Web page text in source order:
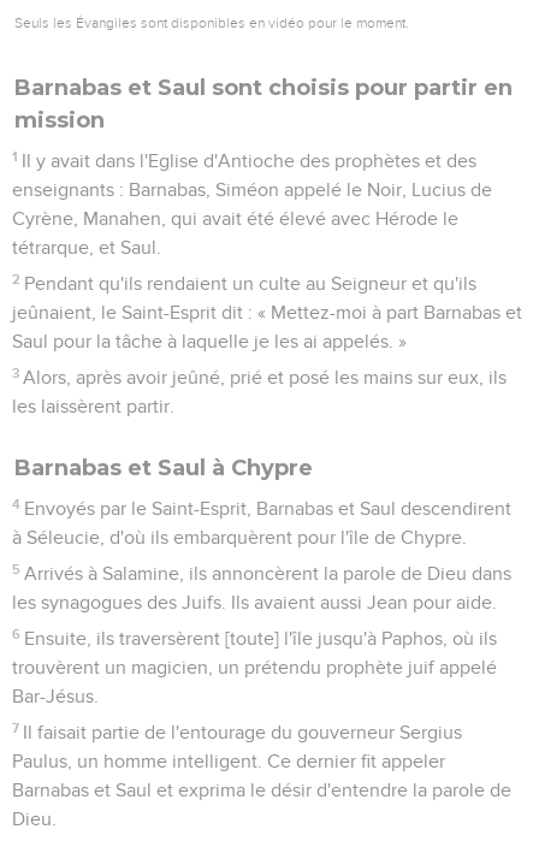
Seuls les Évangiles sont disponibles en vidéo pour le moment.
Barnabas et Saul sont choisis pour partir en
mission
1 Il y avait dans l'Eglise d'Antioche des prophètes et des
enseignants : Barnabas, Siméon appelé le Noir, Lucius de
Cyrène, Manahen, qui avait été élevé avec Hérode le
tétrarque, et Saul.
2 Pendant qu'ils rendaient un culte au Seigneur et qu'ils
jeûnaient, le Saint-Esprit dit : « Mettez-moi à part Barnabas et
Saul pour la tâche à laquelle je les ai appelés. »
3 Alors, après avoir jeûné, prié et posé les mains sur eux, ils
les laissèrent partir.
Barnabas et Saul à Chypre
4 Envoyés par le Saint-Esprit, Barnabas et Saul descendirent
à Séleucie, d'où ils embarquèrent pour l'île de Chypre.
5 Arrivés à Salamine, ils annoncèrent la parole de Dieu dans
les synagogues des Juifs. Ils avaient aussi Jean pour aide.
6 Ensuite, ils traversèrent [toute] l'île jusqu'à Paphos, où ils
trouvèrent un magicien, un prétendu prophète juif appelé
Bar-Jésus.
7 Il faisait partie de l'entourage du gouverneur Sergius
Paulus, un homme intelligent. Ce dernier fit appeler
Barnabas et Saul et exprima le désir d'entendre la parole de
Dieu.